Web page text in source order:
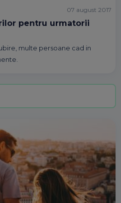
pentru urmatorii
multe persoane cad in
07 august 2017